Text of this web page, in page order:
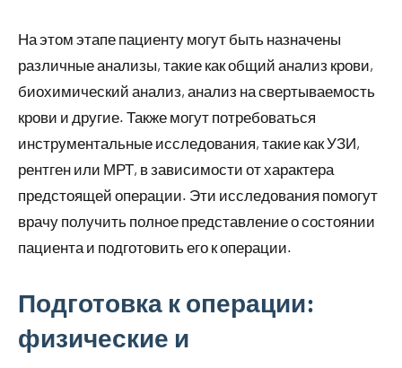
На этом этапе пациенту могут быть назначены
различные анализы, такие как общий анализ крови,
биохимический анализ, анализ на свертываемость
крови и другие. Также могут потребоваться
инструментальные исследования, такие как УЗИ,
рентген или МРТ, в зависимости от характера
предстоящей операции. Эти исследования помогут
врачу получить полное представление о состоянии
пациента и подготовить его к операции.
Подготовка к операции:
физические и